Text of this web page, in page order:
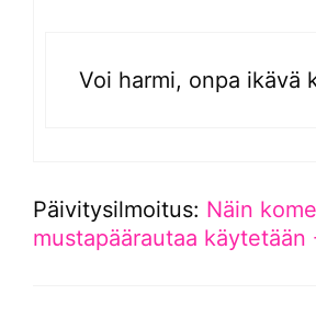
Voi harmi, onpa ikävä
Päivitysilmoitus: Näin
mustapäärautaa käytetään